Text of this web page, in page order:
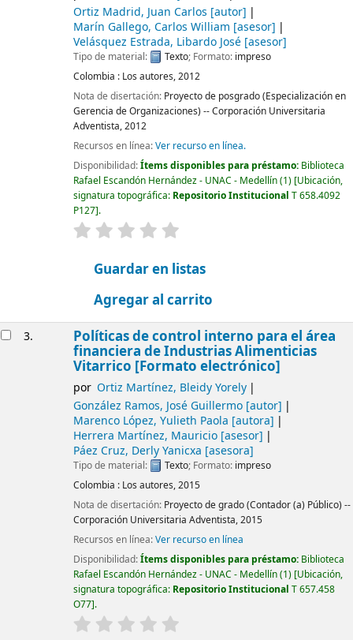
Ortiz Madrid, Juan Carlos [autor]
Marín Gallego, Carlos William [asesor]
Velásquez Estrada, Libardo José[asesor]
Tipo de material: Texto; Formato: impreso
Colombia : Los autores,2012
Nota de disertación: Proyecto de posgrado (Especialización en
Gerencia de Organizaciones) -- Corporación Universitaria
Adventista, 2012
Recursos en línea:Ver recurso en línea.
Disponibilidad:Ítems disponibles para préstamo: Biblioteca
Rafael Escandón Hernández - UNAC - Medellín(1) Ubicación,
signatura topográfica: Repositorio Institucional T 658.4092
P127 .
valoración
Guardar en listas
Agregar al carrito
3. Políticas de control interno para el área
financiera de Industrias Alimenticias
Vitarrico [Formato electrónico]
por Ortiz Martínez, Bleidy Yorely
González Ramos, José Guillermo[autor]
Marenco López, Yulieth Paola [autora]
Herrera Martínez, Mauricio[asesor]
Páez Cruz, Derly Yanicxa [asesora]
Tipo de material: Texto; Formato: impreso
Colombia : Los autores,2015
Nota de disertación: Proyecto de grado (Contador (a) Público) --
Corporación Universitaria Adventista, 2015
Recursos en línea:Ver recurso en línea
Disponibilidad:Ítems disponibles para préstamo: Biblioteca
Rafael Escandón Hernández - UNAC - Medellín(1) Ubicación,
signatura topográfica: Repositorio Institucional T 657.458
O77 .
valoración